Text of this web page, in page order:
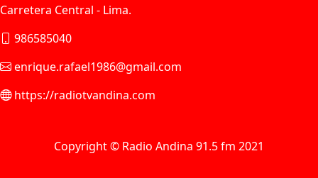
Carretera Central - Lima.
986585040
enrique.rafael1986@gmail.com
https://radiotvandina.com
Copyright © Radio Andina 91.5 fm 2021